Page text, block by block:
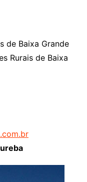
de Baixa Grande
Rurais de Baixa